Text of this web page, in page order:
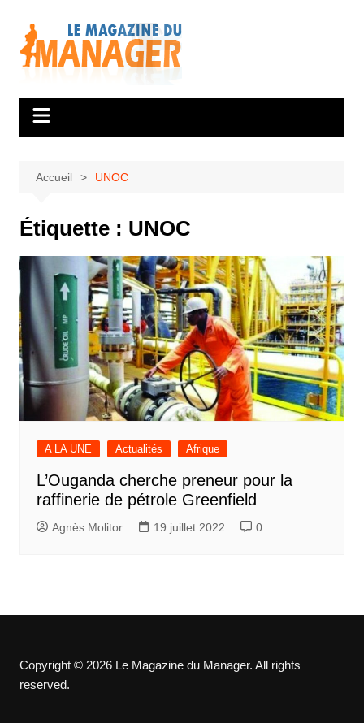
contenu
Accueil UNOC
Étiquette : UNOC
A LA UNE Actualités Afrique
L’Ouganda cherche preneur pour la
raffinerie de pétrole Greenfield
Agnès Molitor 19 juillet 2022 0
Copyright © 2026 Le Magazine du Manager. All rights
reserved.